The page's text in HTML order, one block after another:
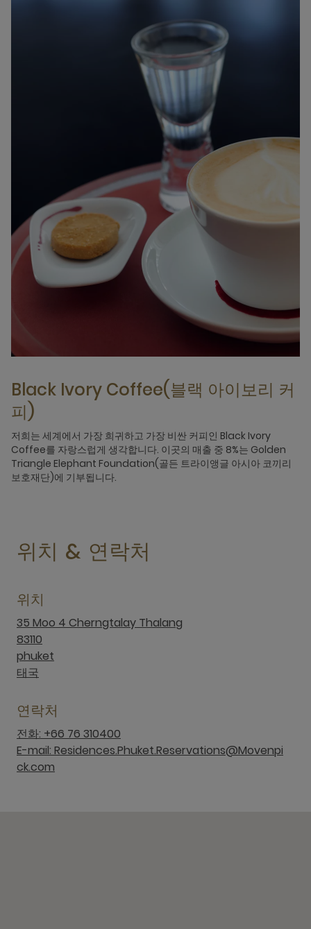
Black Ivory Coffee(블랙 아이보리 커
피)
저희는 세계에서 가장 희귀하고 가장 비싼 커피인 Black Ivory
Coffee를 자랑스럽게 생각합니다. 이곳의 매출 중 8%는 Golden
Triangle Elephant Foundation(골든 트라이앵글 아시아 코끼리
보호재단)에 기부됩니다.
위치 & 연락처
위치
35 Moo 4 Cherngtalay Thalang
83110
phuket
태국
연락처
전화: +66 76 310400
E-mail: Residences.Phuket.Reservations@Movenpi
ck.com